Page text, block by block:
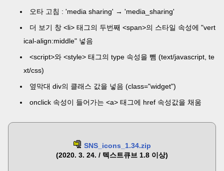
오타 고침 : 'media sharing' → 'media_sharing'
더 보기 창 <li> 태그의 두번째 <span>의 스타일 속성에 "vert
ical-align:middle" 넣음
<script>와 <style> 태그의 type 속성을 뺌 (text/javascript, te
xt/css)
옆막대 div의 클래스 값을 넣음 (class="widget")
onclick 속성이 들어가는 <a> 태그에 href 속성값을 채움
SNS_icons_1.34.zip
(2020. 3. 24. / 텍스트큐브 1.8 이상)